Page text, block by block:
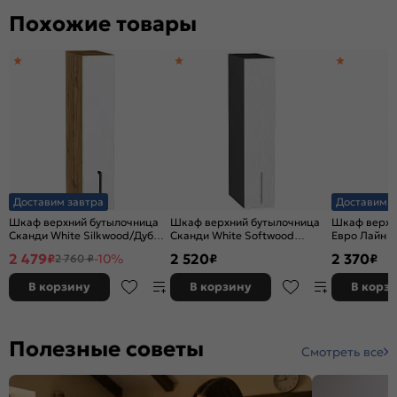
Похожие товары
Доставим завтра
Шкаф верхний бутылочница
Сканди White Silkwood/Дуб
2 479₽2 760 ₽-10%
В корзину
Шкаф верхний бутылочница
Сканди White Softwood
2 520₽
В корзину
Доставим
Шкаф
Евро Лайн
2 370₽
В
Полезные советы Смотреть все